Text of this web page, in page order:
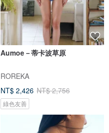
Aumoe－蒂卡波草原
ROREKA
NT$ 2,426 NT$ 2,756
綠色友善